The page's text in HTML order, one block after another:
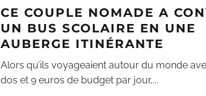
CE COUPLE NOMADE A
UN BUS SCOLAIRE EN UNE
AUBERGE ITINÉRANTE
Alors qu’ils voyageaient autour du monde
dos et 9 euros de budget par jour,...